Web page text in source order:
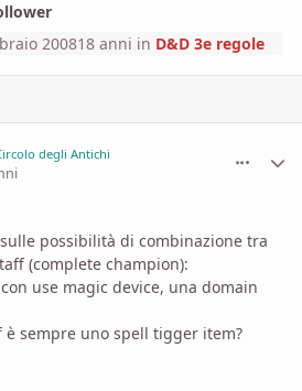
200818 anni in D&D 3e regole
degli Antichi
possibilità di combinazione tra
(complete champion):
use magic device, una domain
è sempre uno spell tigger item?